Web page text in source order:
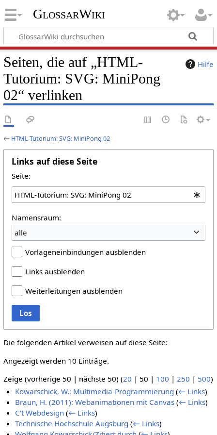
GlossarWiki
Hilfe
Seiten, die auf „HTML-
Tutorium: SVG: MiniPong
02“ verlinken
← HTML-Tutorium: SVG: MiniPong 02
Links auf diese Seite
Seite:
Namensraum:
alle
Vorlageneinbindungen ausblenden
Links ausblenden
Weiterleitungen ausblenden
Los
Die folgenden Artikel verweisen auf diese Seite:
Angezeigt werden 10 Einträge.
Zeige (vorherige 50 | nächste 50) (20 | 50 | 100 | 250 | 500)
Kowarschick, W.: Multimedia-Programmierung (← Links)
Braun, H. (2011): Webanimationen mit Canvas (← Links)
C't Webdesign (← Links)
Technische Hochschule Augsburg (← Links)